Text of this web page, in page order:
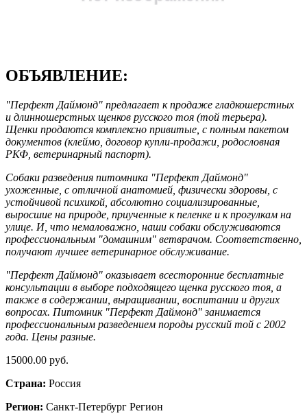
ОБЪЯВЛЕНИЕ:
"Перфект Даймонд" предлагает к продаже гладкошерстных
и длинношерстных щенков русского тоя (той терьера).
Щенки продаются комплексно привитые, с полным пакетом
документов (клеймо, договор купли-продажи, родословная
РКФ, ветеринарный паспорт).
Собаки разведения питомника "Перфект Даймонд"
ухоженные, с отличной анатомией, физически здоровы, с
устойчивой психикой, абсолютно социализированные,
выросшие на природе, приученные к пеленке и к прогулкам на
улице. И, что немаловажно, наши собаки обслуживаются
профессиональным "домашним" ветврачом. Соответственно,
получают лучшее ветеринарное обслуживание.
"Перфект Даймонд" оказывает всесторонние бесплатные
консультации в выборе подходящего щенка русского тоя, а
также в содержании, выращивании, воспитании и других
вопросах. Питомник "Перфект Даймонд" занимается
профессиональным разведением породы русский той с 2002
года. Цены разные.
15000.00 руб.
Страна: Россия
Регион: Санкт-Петербург Регион